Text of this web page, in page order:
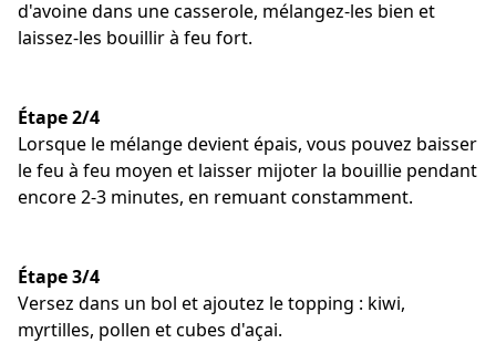
d'avoine dans une casserole, mélangez-les bien et
laissez-les bouillir à feu fort.
Étape 2/4
Lorsque le mélange devient épais, vous pouvez baisser
le feu à feu moyen et laisser mijoter la bouillie pendant
encore 2-3 minutes, en remuant constamment.
Étape 3/4
Versez dans un bol et ajoutez le topping : kiwi,
myrtilles, pollen et cubes d'açai.